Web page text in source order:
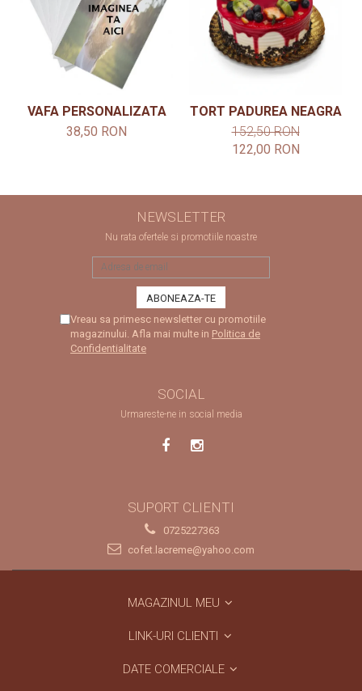
VAFA PERSONALIZATA
38,50 RON
TORT PADUREA NEAGRA
152,50 RON
122,00 RON
NEWSLETTER
Nu rata ofertele si promotiile noastre
Vreau sa primesc newsletter cu promotiile
magazinului. Afla mai multe in Politica de
Confidentialitate
SOCIAL
Urmareste-ne in social media
SUPORT CLIENTI
0725227363
cofet.lacreme@yahoo.com
MAGAZINUL MEU
LINK-URI CLIENTI
DATE COMERCIALE